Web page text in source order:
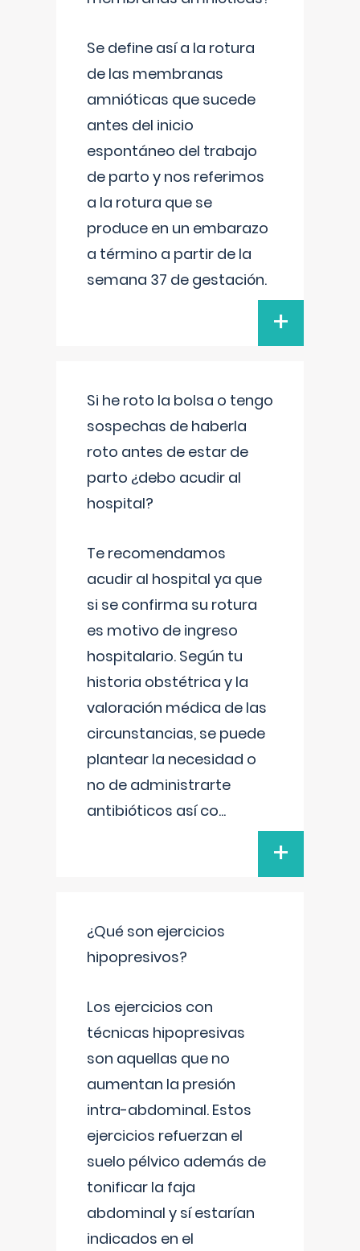
Se define así a la rotura
de las membranas
amnióticas que sucede
antes del inicio
espontáneo del trabajo
de parto y nos referimos
a la rotura que se
produce en un embarazo
a término a partir de la
semana 37 de gestación.
+
Si he roto la bolsa o tengo
sospechas de haberla
roto antes de estar de
parto ¿debo acudir al
hospital?
Te recomendamos
acudir al hospital ya que
si se confirma su rotura
es motivo de ingreso
hospitalario. Según tu
historia obstétrica y la
valoración médica de las
circunstancias, se puede
plantear la necesidad o
no de administrarte
antibióticos así co...
+
¿Qué son ejercicios
hipopresivos?
Los ejercicios con
técnicas hipopresivas
son aquellas que no
aumentan la presión
intra-abdominal. Estos
ejercicios refuerzan el
suelo pélvico además de
tonificar la faja
abdominal y sí estarían
indicados en el